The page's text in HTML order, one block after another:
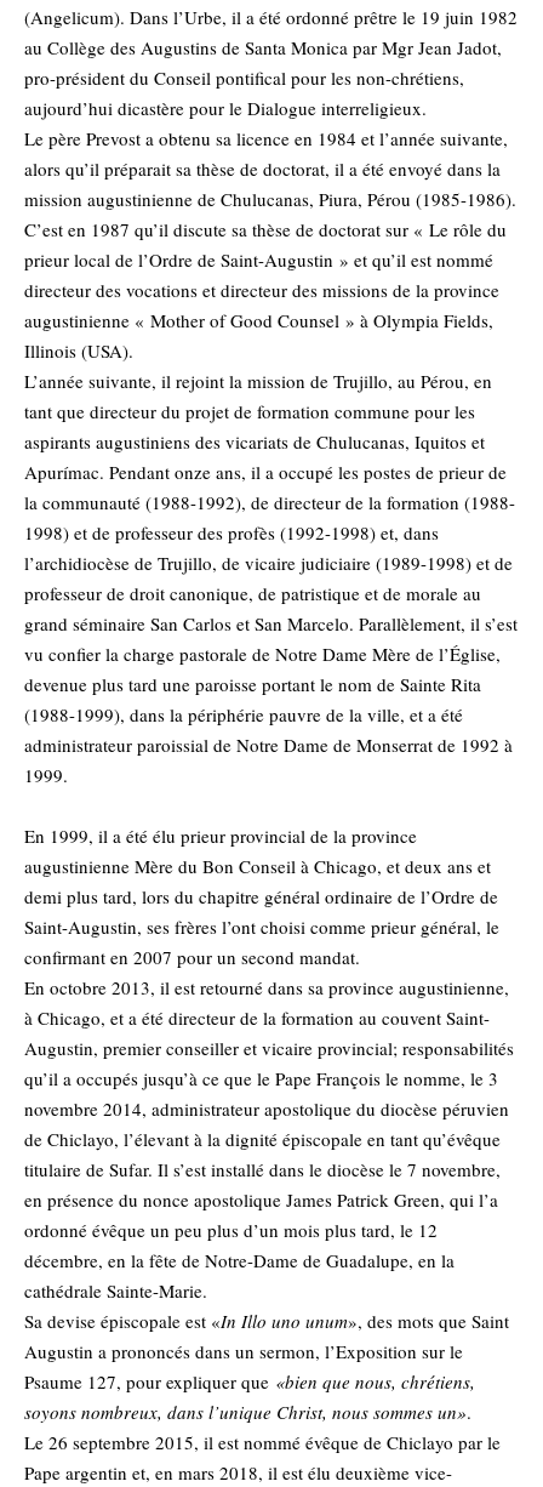
(Angelicum). Dans l’Urbe, il a été ordonné prêtre le 19 juin 1982
au Collège des Augustins de Santa Monica par Mgr Jean Jadot,
pro-président du Conseil pontifical pour les non-chrétiens,
aujourd’hui dicastère pour le Dialogue interreligieux.
Le père Prevost a obtenu sa licence en 1984 et l’année suivante,
alors qu’il préparait sa thèse de doctorat, il a été envoyé dans la
mission augustinienne de Chulucanas, Piura, Pérou (1985-1986).
C’est en 1987 qu’il discute sa thèse de doctorat sur « Le rôle du
prieur local de l’Ordre de Saint-Augustin » et qu’il est nommé
directeur des vocations et directeur des missions de la province
augustinienne « Mother of Good Counsel » à Olympia Fields,
Illinois (USA).
L’année suivante, il rejoint la mission de Trujillo, au Pérou, en
tant que directeur du projet de formation commune pour les
aspirants augustiniens des vicariats de Chulucanas, Iquitos et
Apurímac. Pendant onze ans, il a occupé les postes de prieur de
la communauté (1988-1992), de directeur de la formation (1988-
1998) et de professeur des profès (1992-1998) et, dans
l’archidiocèse de Trujillo, de vicaire judiciaire (1989-1998) et de
professeur de droit canonique, de patristique et de morale au
grand séminaire San Carlos et San Marcelo. Parallèlement, il s’est
vu confier la charge pastorale de Notre Dame Mère de l’Église,
devenue plus tard une paroisse portant le nom de Sainte Rita
(1988-1999), dans la périphérie pauvre de la ville, et a été
administrateur paroissial de Notre Dame de Monserrat de 1992 à
1999.
En 1999, il a été élu prieur provincial de la province
augustinienne Mère du Bon Conseil à Chicago, et deux ans et
demi plus tard, lors du chapitre général ordinaire de l’Ordre de
Saint-Augustin, ses frères l’ont choisi comme prieur général, le
confirmant en 2007 pour un second mandat.
En octobre 2013, il est retourné dans sa province augustinienne,
à Chicago, et a été directeur de la formation au couvent Saint-
Augustin, premier conseiller et vicaire provincial; responsabilités
qu’il a occupés jusqu’à ce que le Pape François le nomme, le 3
novembre 2014, administrateur apostolique du diocèse péruvien
de Chiclayo, l’élevant à la dignité épiscopale en tant qu’évêque
titulaire de Sufar. Il s’est installé dans le diocèse le 7 novembre,
en présence du nonce apostolique James Patrick Green, qui l’a
ordonné évêque un peu plus d’un mois plus tard, le 12
décembre, en la fête de Notre-Dame de Guadalupe, en la
cathédrale Sainte-Marie.
Sa devise épiscopale est «In Illo uno unum», des mots que Saint
Augustin a prononcés dans un sermon, l’Exposition sur le
Psaume 127, pour expliquer que «bien que nous, chrétiens,
soyons nombreux, dans l’unique Christ, nous sommes un».
Le 26 septembre 2015, il est nommé évêque de Chiclayo par le
Pape argentin et, en mars 2018, il est élu deuxième vice-